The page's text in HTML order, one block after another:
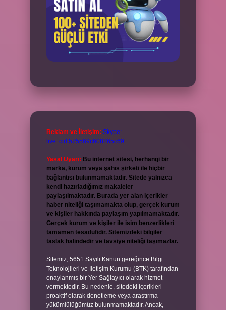
Reklam ve İletişim: Skype:
live:.cid.575569c608265c69
Yasal Uyarı: Bu internet sitesi, herhangi bir
marka, kurum veya şahıs şirketi ile hiçbir
bağlantısı bulunmamaktadır. Sitede yalnızca
kendi hazırladığımız makaleler
paylaşılmaktadır. Burada yer alan içerikler
haber niteliği taşımamakta olup, gerçek kurum
ve kişiler hakkında paylaşım yapılmamaktadır.
Gerçek kurum ve kişiler ile isim benzerlikleri
tamamen tesadüfidir. Sitemizdeki bilgiler
taslak halindedir ve tavsiye niteliği taşımazlar.
Sitemiz, 5651 Sayılı Kanun gereğince Bilgi
Teknolojileri ve İletişim Kurumu (BTK) tarafından
onaylanmış bir Yer Sağlayıcı olarak hizmet
vermektedir. Bu nedenle, sitedeki içerikleri
proaktif olarak denetleme veya araştırma
yükümlülüğümüz bulunmamaktadır. Ancak,